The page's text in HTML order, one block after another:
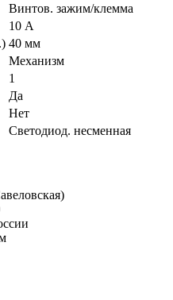
Винтов. зажим/клемма
10 А
40 мм
Механизм
1
Да
Нет
Светодиод. несменная